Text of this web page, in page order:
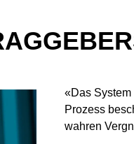
«Das System
Prozess
wahren